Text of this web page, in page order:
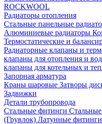
ROCKWOOL
Радиаторы отопления
Стальные панельные
Алюминиевые радиаторы
Термостатические и
Радиаторные клапаны и
клапаны для отопления и
клапаны для котельных и
Запорная арматура
Краны шаровые Затворы
Задвижки
Детали трубопровода
Стальные фитинги
(Грувлок) Латунные фитинги